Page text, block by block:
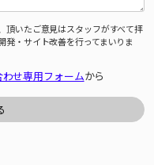
頂いたご意見はスタッフがすべて拝
発・サイト改善を行ってまいりま
わせ専用フォームから